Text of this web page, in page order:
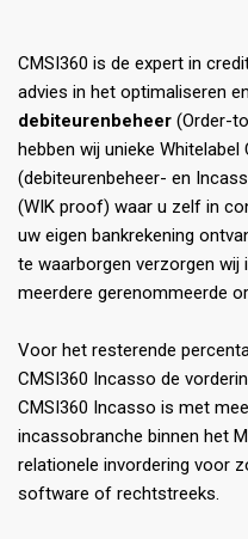
CMSI360 is de expert in
advies in het optimaliseren
debiteurenbeheer (Order-
hebben wij unieke
(debiteurenbeheer- en
(WIK proof) waar u zelf in
uw eigen bankrekening
te waarborgen verzorgen wij
meerdere gerenommeerde
Voor het resterende
CMSI360 Incasso de
CMSI360 Incasso is met
incassobranche binnen het
relationele invordering voor
software of rechtstreeks.